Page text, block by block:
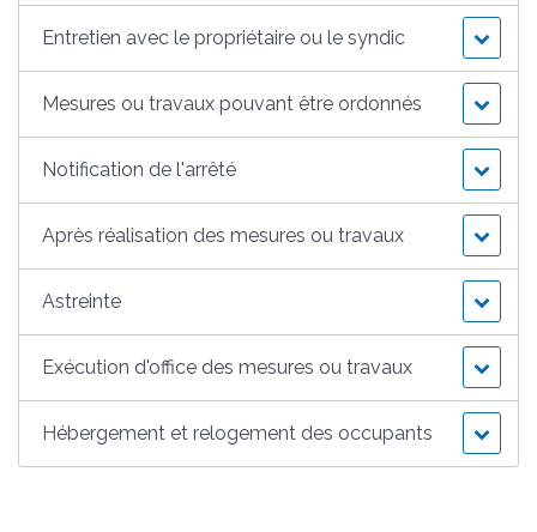
Entretien avec le propriétaire ou le syndic
Mesures ou travaux pouvant être ordonnés
Notification de l'arrêté
Après réalisation des mesures ou travaux
Astreinte
Exécution d'office des mesures ou travaux
Hébergement et relogement des occupants